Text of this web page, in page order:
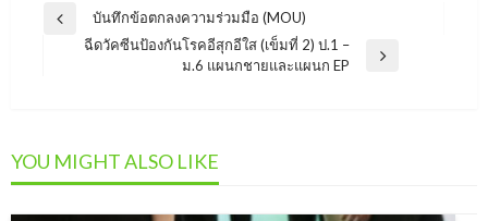
แนะแนว
เรื่อง
Previousบันทึกข้อตกลงความร่วมมือ (MOU)
ฉีดวัคซีนป้องกันโรคอีสุกอีใส (เข็มที่ 2) ป.1 –
ม.6 แผนกชายและแผนก EP
YOU MIGHT ALSO LIKE